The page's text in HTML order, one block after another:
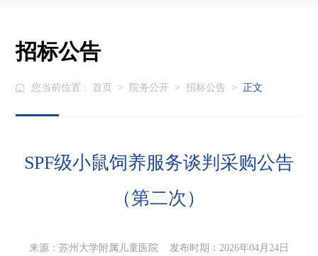
招标公告
您当前位置 : 首页 > 院务公开 > 招标公告 > 正文
SPF级小鼠饲养服务谈判采购公告
（第二次）
来源：苏州大学附属儿童医院 发布时期：2026年04月24日